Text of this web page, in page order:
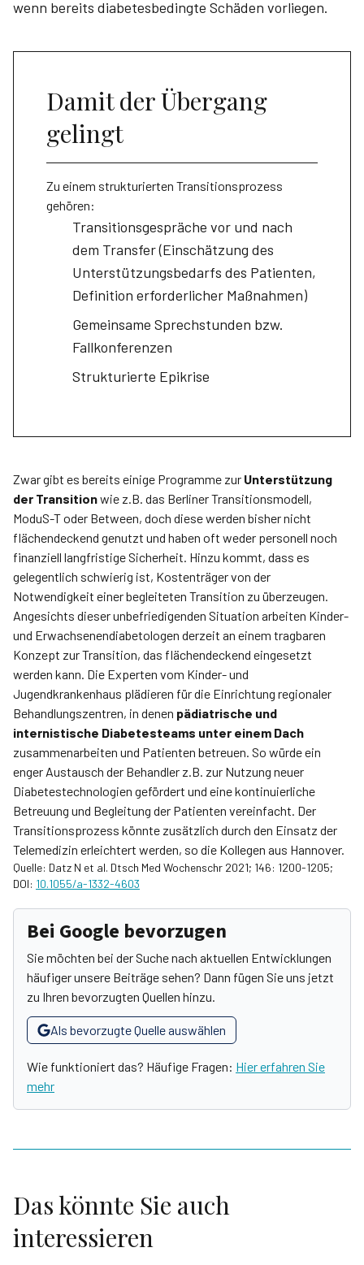
wenn bereits diabetesbedingte Schäden vorliegen.
Damit der Übergang
gelingt
Zu einem strukturierten Transitionsprozess
gehören:
Transitionsgespräche vor und nach
dem Transfer (Einschätzung des
Unterstützungsbedarfs des Patienten,
Definition erforderlicher Maßnahmen)
Gemeinsame Sprechstunden bzw.
Fallkonferenzen
Strukturierte Epikrise
Zwar gibt es bereits einige Programme zur Unterstützung
der Transitionwie z.B. das Berliner Transitionsmodell,
ModuS-T oder Between, doch diese werden bisher nicht
flächendeckend genutzt und haben oft weder personell noch
finanziell langfristige Sicherheit. Hinzu kommt, dass es
gelegentlich schwierig ist, Kostenträger von der
Notwendigkeit einer begleiteten Transition zu überzeugen.
Angesichts dieser unbefriedigenden Situation arbeiten Kinder-
und Erwachsenendiabetologen derzeit an einem tragbaren
Konzept zur Transition, das flächendeckend eingesetzt
werden kann. Die Experten vom Kinder- und
Jugendkrankenhaus plädieren für die Einrichtung regionaler
Behandlungszentren, in denen pädiatrische und
internistische Diabetesteams unter einem Dach
zusammenarbeiten und Patienten betreuen. So würde ein
enger Austausch der Behandler z.B. zur Nutzung neuer
Diabetestechnologien gefördert und eine kontinuierliche
Betreuung und Begleitung der Patienten vereinfacht. Der
Transitionsprozess könnte zusätzlich durch den Einsatz der
Telemedizin erleichtert werden, so die Kollegen aus Hannover­.
Quelle: Datz N et al. Dtsch Med Wochenschr 2021; 146: 1200-1205;
DOI: 10.1055/a-1332-4603
Bei Google bevorzugen
Sie möchten bei der Suche nach aktuellen Entwicklungen
häufiger unsere Beiträge sehen? Dann fügen Sie uns jetzt
zu Ihren bevorzugten Quellen hinzu.
Als bevorzugte Quelle auswählen
Wie funktioniert das? Häufige Fragen: Hier erfahren Sie
mehr
Das könnte Sie auch
interessieren